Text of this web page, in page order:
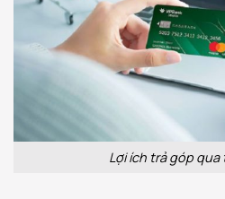
Lợi ích trả góp